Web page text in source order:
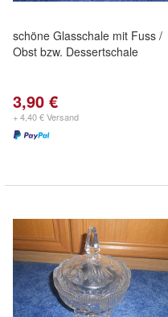
schöne Glasschale mit Fuss /
Obst bzw. Dessertschale
3,90 €
+ 4,40 € Versand